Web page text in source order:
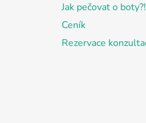
Jak pečovat o boty?!
Ceník
Rezervace